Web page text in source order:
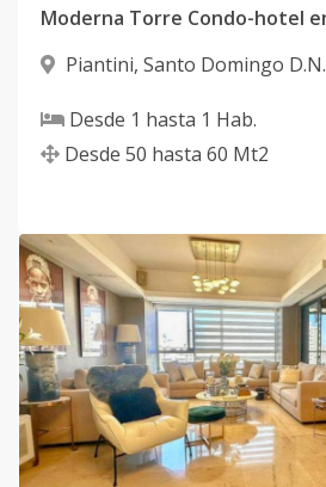
Piantini, Santo Domingo D.N.
Desde 1 hasta 1 Hab.
Desde 50 hasta 60 Mt2